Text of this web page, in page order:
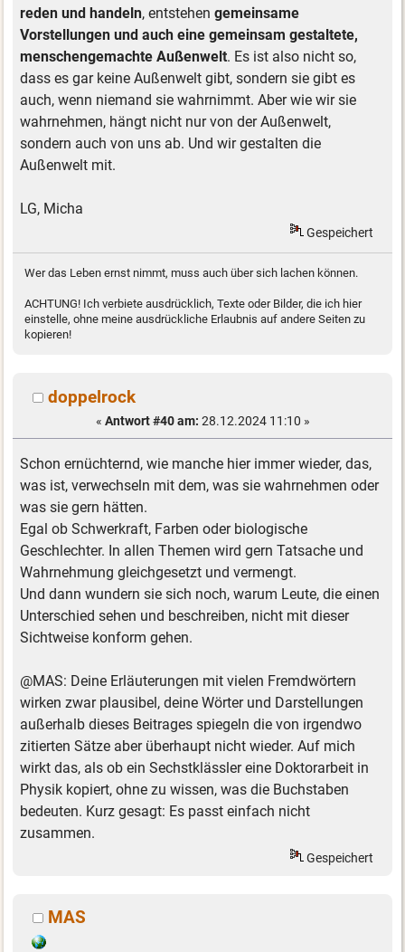
reden und handeln, entstehengemeinsame
Vorstellungen und auch eine gemeinsam gestaltete,
menschengemachte Außenwelt. Es ist also nicht so,
dass es gar keine Außenwelt gibt, sondern sie gibt es
auch, wenn niemand sie wahrnimmt. Aber wie wir sie
wahrnehmen, hängt nicht nur von der Außenwelt,
sondern auch von uns ab. Und wir gestalten die
Außenwelt mit.
LG, Micha
Gespeichert
Wer das Leben ernst nimmt, muss auch über sich lachen können.
ACHTUNG! Ich verbiete ausdrücklich, Texte oder Bilder, die ich hier
einstelle, ohne meine ausdrückliche Erlaubnis auf andere Seiten zu
kopieren!
doppelrock
« Antwort #40 am: 28.12.2024 11:10 »
Schon ernüchternd, wie manche hier immer wieder, das,
was ist, verwechseln mit dem, was sie wahrnehmen oder
was sie gern hätten.
Egal ob Schwerkraft, Farben oder biologische
Geschlechter. In allen Themen wird gern Tatsache und
Wahrnehmung gleichgesetzt und vermengt.
Und dann wundern sie sich noch, warum Leute, die einen
Unterschied sehen und beschreiben, nicht mit dieser
Sichtweise konform gehen.
@MAS: Deine Erläuterungen mit vielen Fremdwörtern
wirken zwar plausibel, deine Wörter und Darstellungen
außerhalb dieses Beitrages spiegeln die von irgendwo
zitierten Sätze aber überhaupt nicht wieder. Auf mich
wirkt das, als ob ein Sechstklässler eine Doktorarbeit in
Physik kopiert, ohne zu wissen, was die Buchstaben
bedeuten. Kurz gesagt: Es passt einfach nicht
zusammen.
Gespeichert
MAS